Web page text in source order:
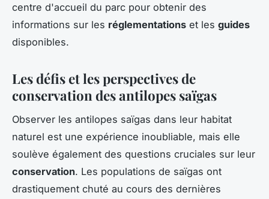
centre d'accueil du parc pour obtenir des
informations sur les réglementations et les guides
disponibles.
Les défis et les perspectives de
conservation des antilopes saïgas
Observer les antilopes saïgas dans leur habitat
naturel est une expérience inoubliable, mais elle
soulève également des questions cruciales sur leur
conservation. Les populations de saïgas ont
drastiquement chuté au cours des dernières